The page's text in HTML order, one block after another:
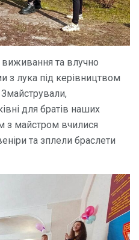
та влучно
з лука під керівництвом
для братів наших
майстром вчилися
та зплели браслети